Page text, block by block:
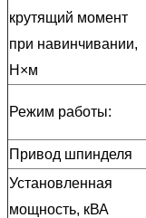
крутящий момент
при навинчивании,
Н×м
Режим работы:
Привод шпинделя
Установленная
мощность, кВА